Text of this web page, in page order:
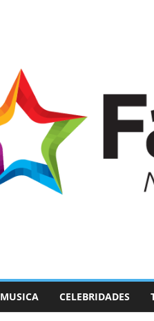
MUSICA CELEBRIDADES